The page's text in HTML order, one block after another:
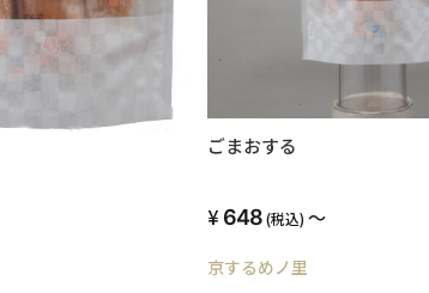
ごまおする
648(税込) ～
京するめノ里